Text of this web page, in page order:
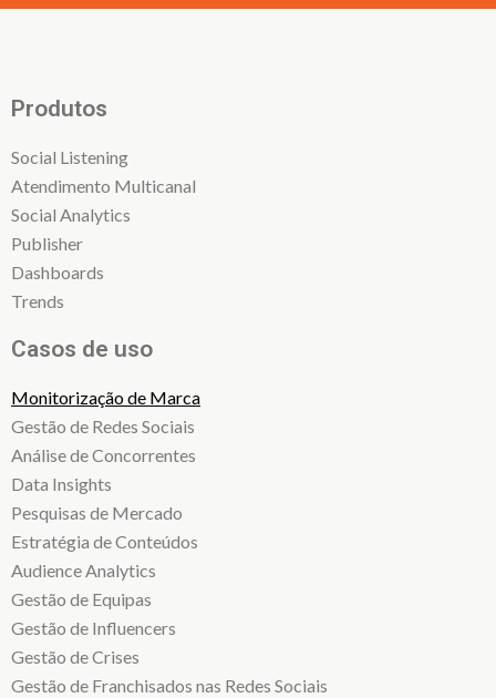
Produtos
Social Listening
Atendimento Multicanal
Social Analytics
Publisher
Dashboards
Trends
Casos de uso
Monitorização de Marca
Gestão de Redes Sociais
Análise de Concorrentes
Data Insights
Pesquisas de Mercado
Estratégia de Conteúdos
Audience Analytics
Gestão de Equipas
Gestão de Influencers
Gestão de Crises
Gestão de Franchisados nas Redes Sociais